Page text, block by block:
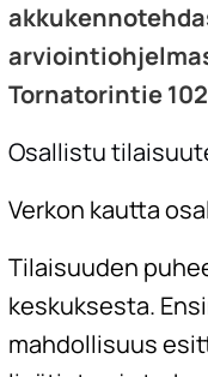
Tornatorintie
Osallistu
Verkon kautta
Tilaisuuden
keskuksesta.
mahdollisuus